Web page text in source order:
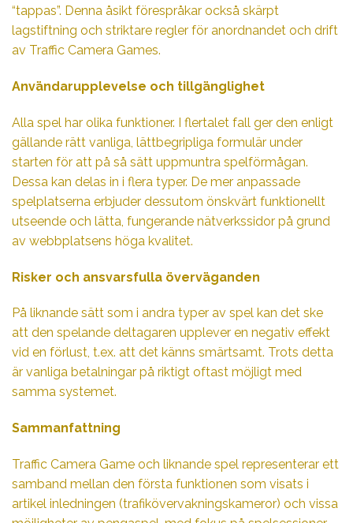
“tappas”. Denna åsikt förespråkar också skärpt
lagstiftning och striktare regler för anordnandet och drift
av Traffic Camera Games.
Användarupplevelse och tillgänglighet
Alla spel har olika funktioner. I flertalet fall ger den enligt
gällande rätt vanliga, lättbegripliga formulär under
starten för att på så sätt uppmuntra spelförmågan.
Dessa kan delas in i flera typer. De mer anpassade
spelplatserna erbjuder dessutom önskvärt funktionellt
utseende och lätta, fungerande nätverkssidor på grund
av webbplatsens höga kvalitet.
Risker och ansvarsfulla överväganden
På liknande sätt som i andra typer av spel kan det ske
att den spelande deltagaren upplever en negativ effekt
vid en förlust, t.ex. att det känns smärtsamt. Trots detta
är vanliga betalningar på riktigt oftast möjligt med
samma systemet.
Sammanfattning
Traffic Camera Game och liknande spel representerar ett
samband mellan den första funktionen som visats i
artikel inledningen (trafikövervakningskameror) och vissa